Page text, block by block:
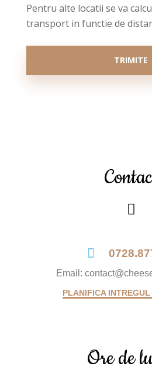
Pentru alte locatii se va
transport in functie de
Email:
PLANIFICA INTREGUL
Ore de